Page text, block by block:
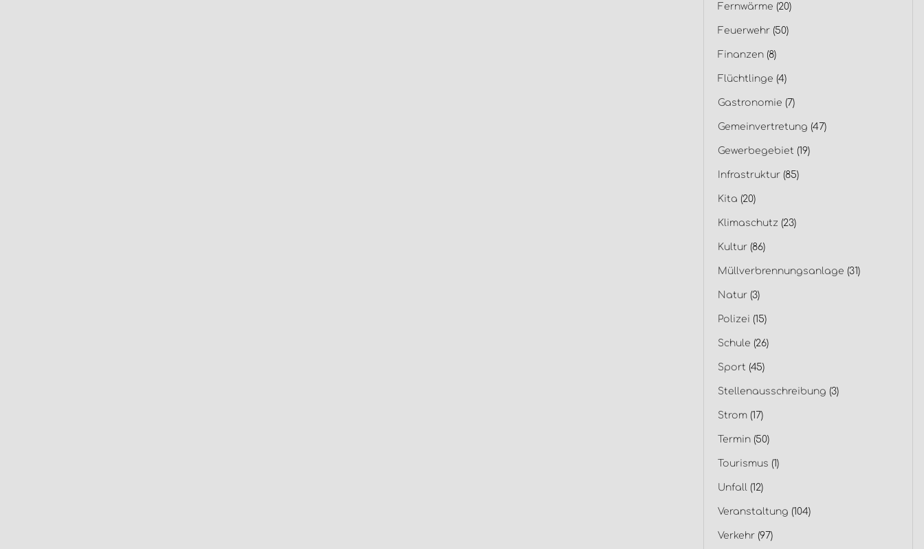
Fernwärme (20)
Feuerwehr(50)
Finanzen(8)
Flüchtlinge (4)
Gastronomie (7)
Gemeinvertretung (47)
Gewerbegebiet (19)
Infrastruktur(85)
Kita (20)
Klimaschutz (23)
Kultur(86)
Müllverbrennungsanlage (31)
Natur(3)
Polizei (15)
Schule (26)
Sport (45)
Stellenausschreibung (3)
Strom(17)
Termin(50)
Tourismus (1)
Unfall (12)
Veranstaltung (104)
Verkehr(97)